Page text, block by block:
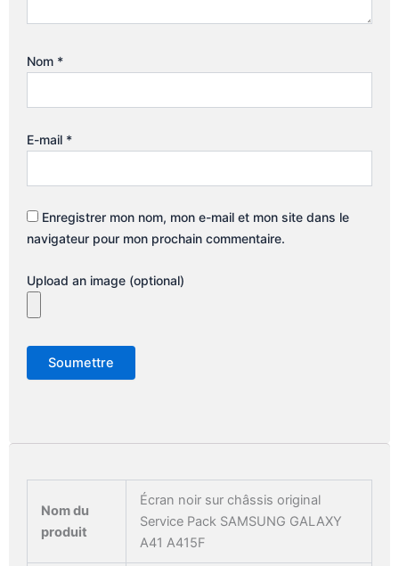
Nom *
E-mail *
Enregistrer mon nom, mon e-mail et mon site dans le
navigateur pour mon prochain commentaire.
Upload an image (optional)
Nom du
produit
Écran noir sur châssis original
Service Pack SAMSUNG GALAXY
A41 A415F